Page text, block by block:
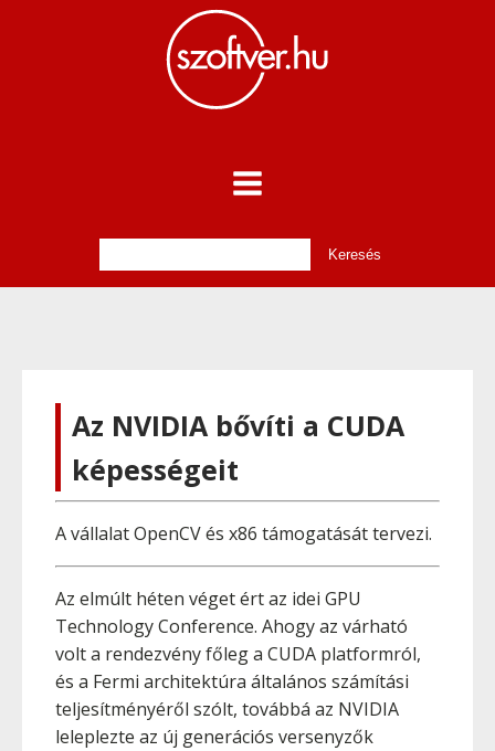
Az NVIDIA bővíti a CUDA
képességeit
A vállalat OpenCV és x86 támogatását tervezi.
Az elmúlt héten véget ért az idei GPU
Technology Conference. Ahogy az várható
volt a rendezvény főleg a CUDA platformról,
és a Fermi architektúra általános számítási
teljesítményéről szólt, továbbá az NVIDIA
leleplezte az új generációs versenyzők